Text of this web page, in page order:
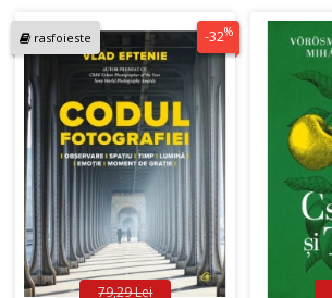
rasfoieste -32%
79,29 Lei